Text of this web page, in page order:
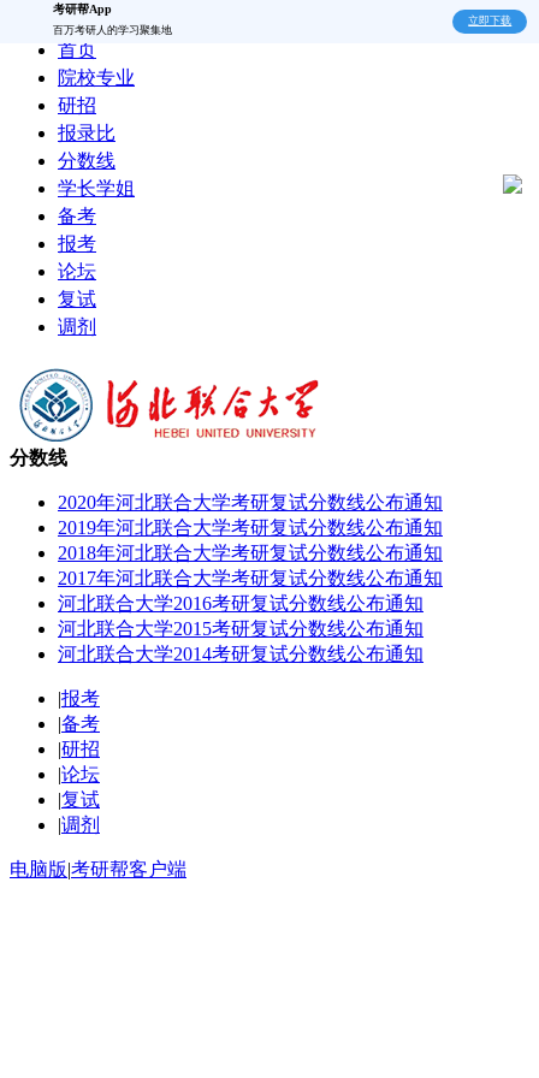
考研帮App
百万考研人的学习聚集地
立即下载
首页
院校专业
研招
报录比
分数线
学长学姐
备考
报考
论坛
复试
调剂
分数线
2020年河北联合大学考研复试分数线公布通知
2019年河北联合大学考研复试分数线公布通知
2018年河北联合大学考研复试分数线公布通知
2017年河北联合大学考研复试分数线公布通知
河北联合大学2016考研复试分数线公布通知
河北联合大学2015考研复试分数线公布通知
河北联合大学2014考研复试分数线公布通知
|报考
|备考
|研招
|论坛
|复试
|调剂
电脑版|考研帮客户端